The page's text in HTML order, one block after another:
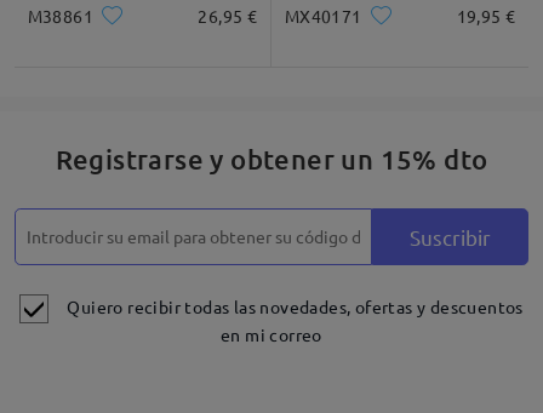
M38861 26,95 € MX40171 19,95 €
Registrarse y obtener un 15% dto
Suscribir
Quiero recibir todas las novedades, ofertas y descuentos
en mi correo